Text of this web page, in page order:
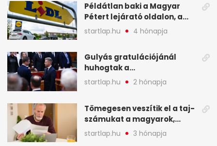
Példátlan baki a Magyar
Pétert lejárató oldalon, a
Lidlnek azonnal lépnie
kellett - A hét legfontosabb
startlap.hu 4 hónapja
Gulyás gratulációjánál
huhogtak a
leghangosabban, miután
Magyart miniszterelnökké
legfontosabb hírei
képekben
startlap.hu 2 hónapja
Tömegesen veszítik el a taj-
számukat a magyarok,
sokak ellen eljárást indít a
NAV - A hét hírei képekben
startlap.hu 3 hónapja